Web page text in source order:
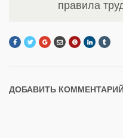
правила
ДОБАВИТЬ КОММЕНТАРИЙ